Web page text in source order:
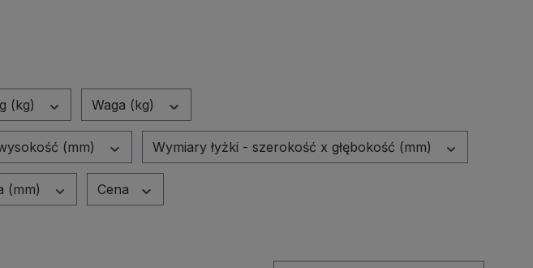
(kg) Waga (kg)
(mm) Wymiary łyżki - szerokość x głębokość (mm)
(mm) Cena